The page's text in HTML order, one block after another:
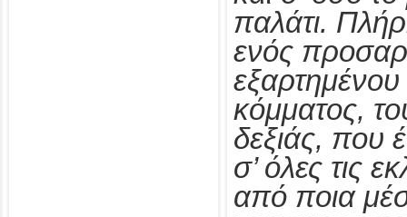
παλάτι.
ενός
εξαρτημένου
κόμματος,
δεξιάς, που
σ’ όλες τις
από ποια